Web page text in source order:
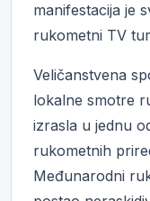
manifestacija je
rukometni TV
Veličanstvena
lokalne smotre
izrasla u jednu
rukometnih
Međunarodni